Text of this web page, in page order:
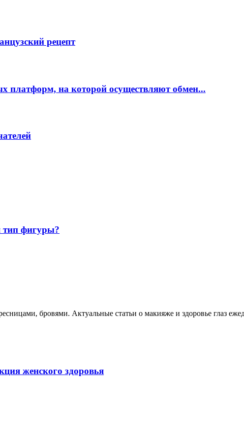
рецепт
платформ, на которой осуществляют обмен...
тип фигуры?
бровями. Актуальные статьи о макияже и здоровье глаз
женского здоровья